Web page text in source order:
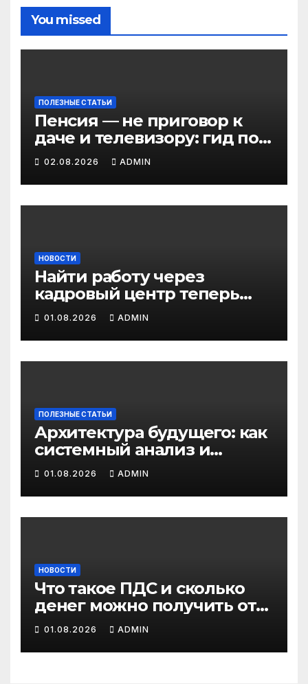
You missed
ПОЛЕЗНЫЕ СТАТЬИ
Пенсия — не приговор к
даче и телевизору: гид по
льготам для работающих
пенсионеров в 2026 году
02.08.2026 ADMIN
НОВОСТИ
Найти работу через
кадровый центр теперь
можно в два раза быстрее
01.08.2026 ADMIN
ПОЛЕЗНЫЕ СТАТЬИ
Архитектура будущего: как
системный анализ и
интеллектуальные
системы управления
бизнес-процессами
переписывают правила
01.08.2026 ADMIN
НОВОСТИ
Что такое ПДС и сколько
денег можно получить от
государства?
01.08.2026 ADMIN